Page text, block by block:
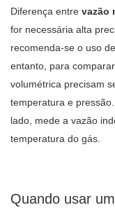
Diferença entre vazão
for necessária alta
recomenda-se o uso
entanto, para
volumétrica precisam
temperatura e
lado, mede a vazão
temperatura do gás.
Quando usar